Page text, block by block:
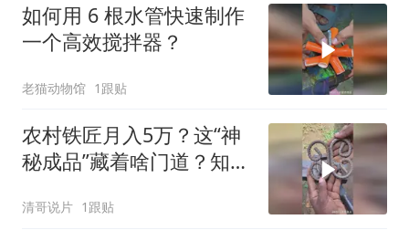
如何用 6 根水管快速制作
一个高效搅拌器？
老猫动物馆 1跟贴
农村铁匠月入5万？这“神
秘成品”藏着啥门道？知道
清哥说片 1跟贴